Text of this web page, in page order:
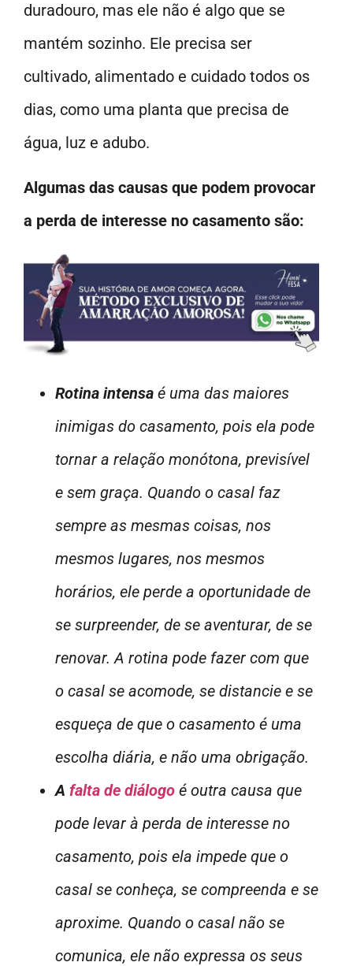
duradouro, mas ele não é algo que se
mantém sozinho. Ele precisa ser
cultivado, alimentado e cuidado todos os
dias, como uma planta que precisa de
água, luz e adubo.
Algumas das causas que podem provocar
a perda de interesse no casamento são:
Rotina intensa é uma das maiores
inimigas do casamento, pois ela pode
tornar a relação monótona, previsível
e sem graça. Quando o casal faz
sempre as mesmas coisas, nos
mesmos lugares, nos mesmos
horários, ele perde a oportunidade de
se surpreender, de se aventurar, de se
renovar. A rotina pode fazer com que
o casal se acomode, se distancie e se
esqueça de que o casamento é uma
escolha diária, e não uma obrigação.
A falta de diálogo é outra causa que
pode levar à perda de interesse no
casamento, pois ela impede que o
casal se conheça, se compreenda e se
aproxime. Quando o casal não se
comunica, ele não expressa os seus